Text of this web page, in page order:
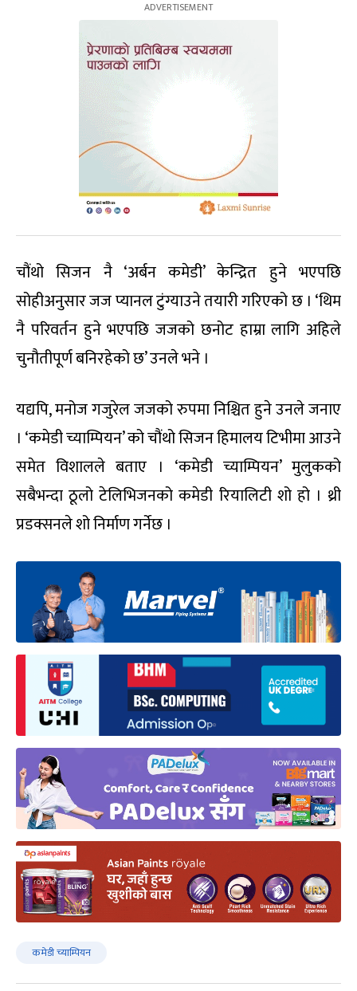
चौंथो सिजन नै ‘अर्बन कमेडी’ केन्द्रित हुने भएपछि
सोहीअनुसार जज प्यानल टुंग्याउने तयारी गरिएको छ । ‘थिम
नै परिवर्तन हुने भएपछि जजको छनोट हाम्रा लागि अहिले
चुनौतीपूर्ण बनिरहेको छ’ उनले भने ।
यद्यपि, मनोज गजुरेल जजको रुपमा निश्चित हुने उनले जनाए
। ‘कमेडी च्याम्पियन’ को चौंथो सिजन हिमालय टिभीमा आउने
समेत विशालले बताए । ‘कमेडी च्याम्पियन’ मुलुकको
सबैभन्दा ठूलो टेलिभिजनको कमेडी रियालिटी शो हो । थ्री
प्रडक्सनले शो निर्माण गर्नेछ ।
कमेडी च्याम्पियन